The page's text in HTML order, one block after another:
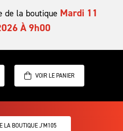
de la boutique Mardi 11
À 9h00
LA BOUTIQUE J'M105